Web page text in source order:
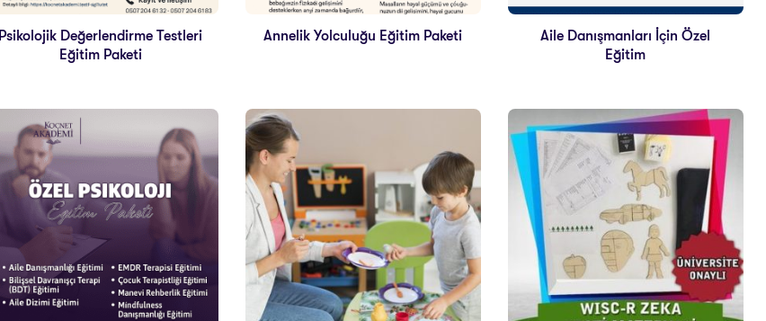
Psikolojik Değerlendirme Testleri
Eğitim Paketi
Annelik Yolculuğu Eğitim Paketi
Aile Danışmanları İçin Özel
Eğitim